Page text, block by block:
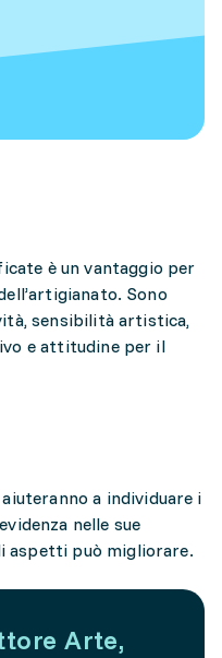
è un vantaggio per
Sono
sensibilità artistica,
e attitudine per il
aiuteranno a individuare i
nelle sue
aspetti può migliorare.
Arte,